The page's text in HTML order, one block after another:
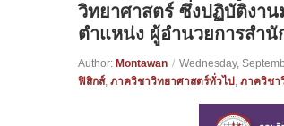
วิทยาศาสตร์ ซึ่งปฏิบัติงาน
ตำแหน่ง ผู้อำนวยการสำนั
Author: Montawan / Wednesday,
ฟิสิกส์, ภาควิชาวิทยาศาสตร์ทั่วไป , ภาควิชา